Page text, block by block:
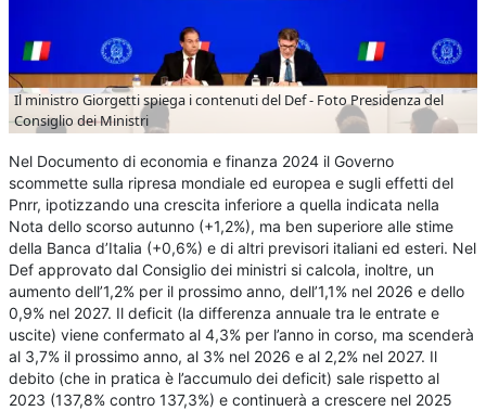
Il ministro Giorgetti spiega i contenuti del Def - Foto Presidenza del
Consiglio dei Ministri
Nel Documento di economia e finanza 2024 il Governo
scommette sulla ripresa mondiale ed europea e sugli effetti del
Pnrr, ipotizzando una crescita inferiore a quella indicata nella
Nota dello scorso autunno (+1,2%), ma ben superiore alle stime
della Banca d’Italia (+0,6%) e di altri previsori italiani ed esteri. Nel
Def approvato dal Consiglio dei ministri si calcola, inoltre, un
aumento dell’1,2% per il prossimo anno, dell’1,1% nel 2026 e dello
0,9% nel 2027. Il deficit (la differenza annuale tra le entrate e
uscite) viene confermato al 4,3% per l’anno in corso, ma scenderà
al 3,7% il prossimo anno, al 3% nel 2026 e al 2,2% nel 2027. Il
debito (che in pratica è l’accumulo dei deficit) sale rispetto al
2023 (137,8% contro 137,3%) e continuerà a crescere nel 2025